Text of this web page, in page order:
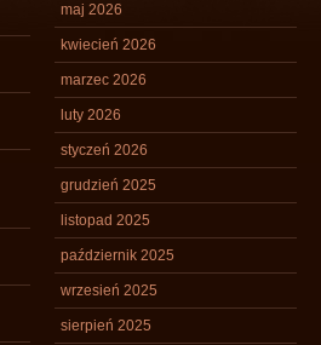
maj 2026
kwiecień 2026
marzec 2026
luty 2026
styczeń 2026
grudzień 2025
listopad 2025
październik 2025
wrzesień 2025
sierpień 2025